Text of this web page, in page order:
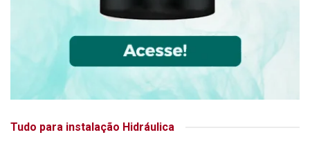
Tudo para instalação Hidráulica